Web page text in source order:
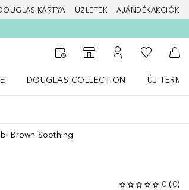
KÁRTYA ÜZLETEK AJÁNDÉKAKCIÓK
Az üzletkeresőhöz
A fiókomhoz
A
DOUGLAS COLLECTION
ÚJ
Brown Soothing
0 (0)